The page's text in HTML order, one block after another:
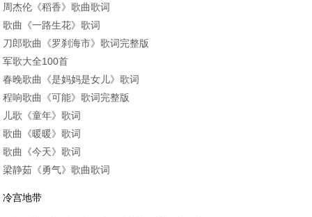
周杰伦《稻香》歌曲歌词
歌曲《一路生花》歌词
刀郎歌曲《罗刹海市》歌词完整版
军歌大全100首
春晚歌曲《是妈妈是女儿》歌词
程响歌曲《可能》歌词完整版
儿歌《童年》歌词
歌曲《暖暖》歌词
歌曲《今天》歌词
梁静茹《勇气》歌曲歌词
冷宫地带